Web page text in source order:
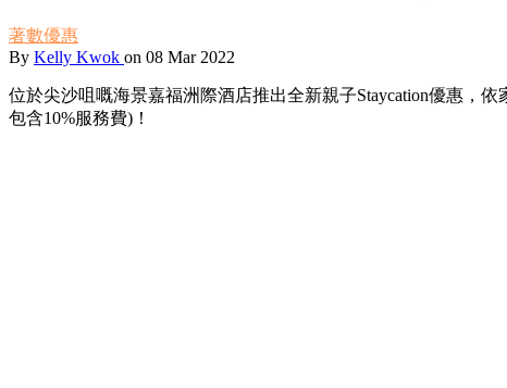
著數優惠
By Kelly Kwok on 08 Mar 2022
位於尖沙咀嘅海景嘉福洲際酒店推出全新親子Staycation優惠，
包含10%服務費)！